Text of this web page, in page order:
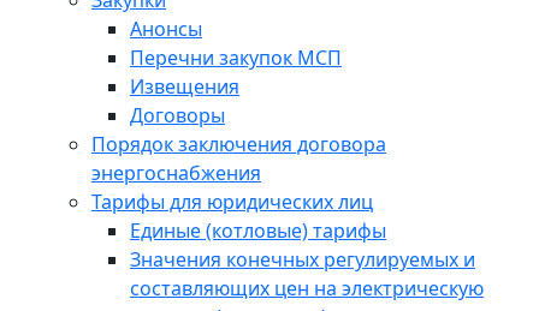
Анонсы
Перечни закупок МСП
Извещения
Договоры
Порядок заключения договора
энергоснабжения
Тарифы для юридических лиц
Единые (котловые) тарифы
Значения конечных регулируемых и
составляющих цен на электрическую